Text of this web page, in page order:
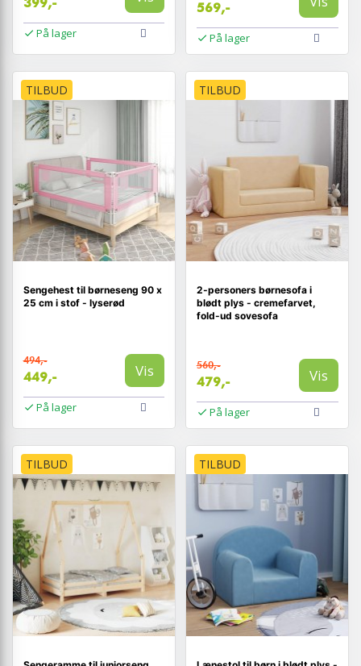
På lager
569,-
På lager
TILBUD
Sengehest til børneseng 90 x
25 cm i stof - lyserød
494,-
449,- Vis
På lager
TILBUD
2-personers børnesofa i
blødt plys - cremefarvet,
fold-ud sovesofa
560,-
479,- Vis
På lager
TILBUD TILBUD